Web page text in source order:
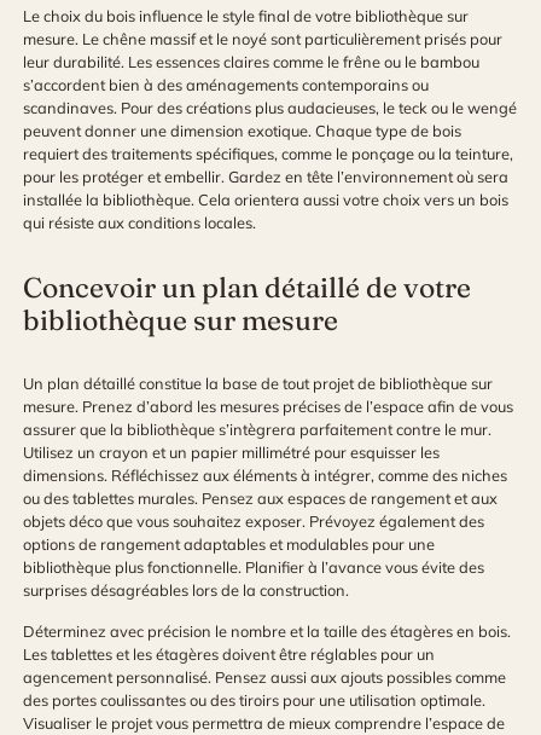
Le choix du bois influence le style final de votre bibliothèque sur
mesure. Le chêne massif et le noyé sont particulièrement prisés pour
leur durabilité. Les essences claires comme le frêne ou le bambou
s’accordent bien à des aménagements contemporains ou
scandinaves. Pour des créations plus audacieuses, le teck ou le wengé
peuvent donner une dimension exotique. Chaque type de bois
requiert des traitements spécifiques, comme le ponçage ou la teinture,
pour les protéger et embellir. Gardez en tête l’environnement où sera
installée la bibliothèque. Cela orientera aussi votre choix vers un bois
qui résiste aux conditions locales.
Concevoir un plan détaillé de votre
bibliothèque sur mesure
Un plan détaillé constitue la base de tout projet de bibliothèque sur
mesure. Prenez d’abord les mesures précises de l’espace afin de vous
assurer que la bibliothèque s’intègrera parfaitement contre le mur.
Utilisez un crayon et un papier millimétré pour esquisser les
dimensions. Réfléchissez aux éléments à intégrer, comme des niches
ou des tablettes murales. Pensez aux espaces de rangement et aux
objets déco que vous souhaitez exposer. Prévoyez également des
options de rangement adaptables et modulables pour une
bibliothèque plus fonctionnelle. Planifier à l’avance vous évite des
surprises désagréables lors de la construction.
Déterminez avec précision le nombre et la taille des étagères en bois.
Les tablettes et les étagères doivent être réglables pour un
agencement personnalisé. Pensez aussi aux ajouts possibles comme
des portes coulissantes ou des tiroirs pour une utilisation optimale.
Visualiser le projet vous permettra de mieux comprendre l’espace de